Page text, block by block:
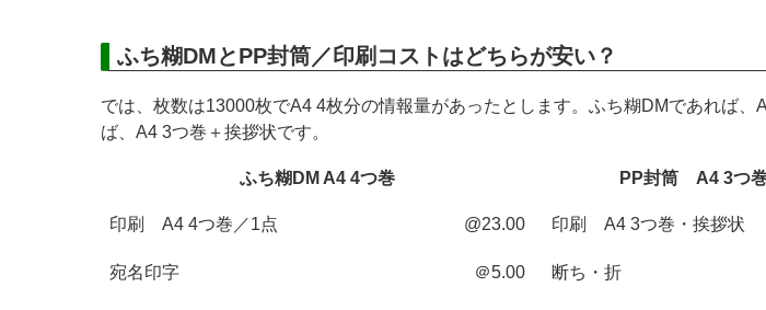
ふち糊DMとPP封筒／印刷コストはどちらが安い？
では、枚数は13000枚でA4 4枚分の情報量があったとします。ふち糊DMであれば、
ば、A4 3つ巻＋挨拶状です。
ふち糊DM A4 4つ巻
印刷 A4 4つ巻／1点 @23.00
宛名印字 ＠5.00
PP封筒 A4 3つ
印刷 A4 3つ巻・挨拶状
断ち・折